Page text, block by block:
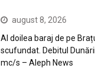
august 8, 2026
Al doilea baraj de pe
scufundat. Debitul
mc/s – Aleph News